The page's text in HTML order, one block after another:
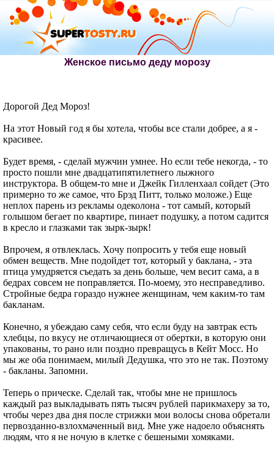
Женское письмо деду морозу
Дорогой Дед Мороз!
На этот Новый год я бы хотела, чтобы все стали добрее, а я -
красивее.
Будет время, - сделай мужчин умнее. Но если тебе некогда, - то
просто пошли мне двадцатипятилетнего лыжного
инструктора. В общем-то мне и Джейк Гилленхаал сойдет (Это
примерно то же самое, что Брэд Питт, только моложе.) Еще
неплох парень из рекламы одеколона - тот самый, который
голышом бегает по квартире, пинает подушку, а потом садится
в кресло и глазками так зырк-зырк!
Впрочем, я отвлеклась. Хочу попросить у тебя еще новый
обмен веществ. Мне подойдет тот, который у баклана, - эта
птица умудряется съедать за день больше, чем весит сама, а в
бедрах совсем не поправляется. По-моему, это несправедливо.
Стройные бедра гораздо нужнее женщинам, чем каким-то там
бакланам.
Конечно, я убеждаю саму себя, что если буду на завтрак есть
хлебцы, по вкусу не отличающиеся от обертки, в которую они
упакованы, то рано или поздно превращусь в Кейт Мосс. Но
мы же оба понимаем, милый Дедушка, что это не так. Поэтому
- бакланы. Запомни.
Теперь о прическе. Сделай так, чтобы мне не пришлось
каждый раз выкладывать пять тысяч рублей парикмахеру за то,
чтобы через два дня после стрижки мои волосы снова обретали
первозданно-взлохмаченный вид. Мне уже надоело объяснять
людям, что я не ночую в клетке с бешеными хомяками.